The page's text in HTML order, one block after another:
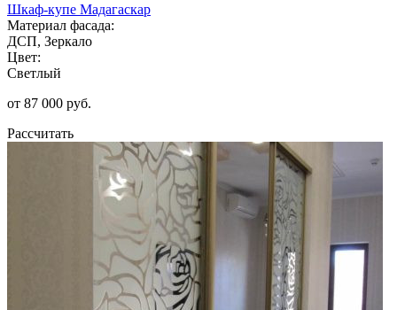
Шкаф-купе Мадагаскар
Материал фасада:
ДСП, Зеркало
Цвет:
Светлый
от 87 000 руб.
Рассчитать